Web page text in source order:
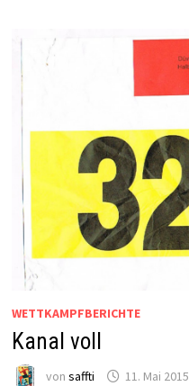
WETTKAMPFBERICHTE
Kanal voll
von saffti 11. Mai 2015